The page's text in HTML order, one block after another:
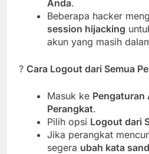
Anda.
Beberapa hacker
session hijacking
akun yang masih
? Cara Logout dari Semua
Masuk ke Pengaturan
Perangkat.
Pilih opsi Logout dari
Jika perangkat
segera ubah kata